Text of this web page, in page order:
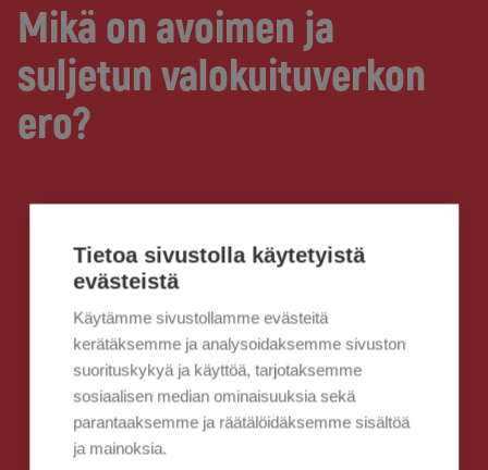
Mikä on avoimen ja
suljetun valokuituverkon
ero?
Tietoa sivustolla käytetyistä
evästeistä
Käytämme sivustollamme evästeitä
kerätäksemme ja analysoidaksemme sivuston
suorituskykyä ja käyttöä, tarjotaksemme
sosiaalisen median ominaisuuksia sekä
parantaaksemme ja räätälöidäksemme sisältöä
ja mainoksia.